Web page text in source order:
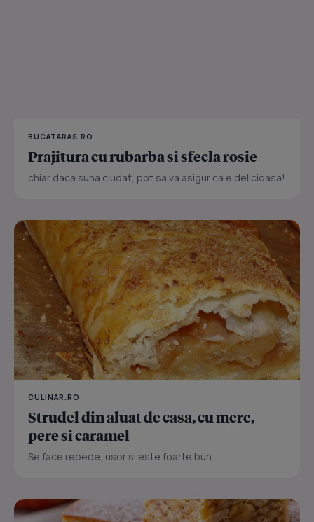
BUCATARAS.RO
Prajitura cu rubarba si sfecla rosie
chiar daca suna ciudat, pot sa va asigur ca e delicioasa!
CULINAR.RO
Strudel din aluat de casa, cu mere,
pere si caramel
Se face repede, usor si este foarte bun...